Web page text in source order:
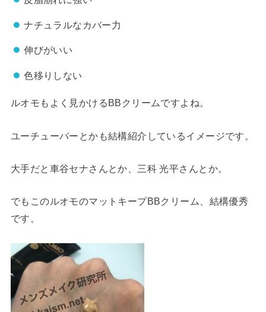
ナチュラルなカバー力
伸びがいい
色移りしない
ルオモもよく見かけるBBクリームですよね。
ユーチューバーとかも結構紹介しているイメージです。
大手だと車谷セナさんとか、三科 光平さんとか。
でもこのルオモのマットキープBBクリーム、結構優秀
です。